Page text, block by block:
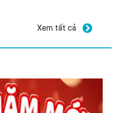
Xem tất cả